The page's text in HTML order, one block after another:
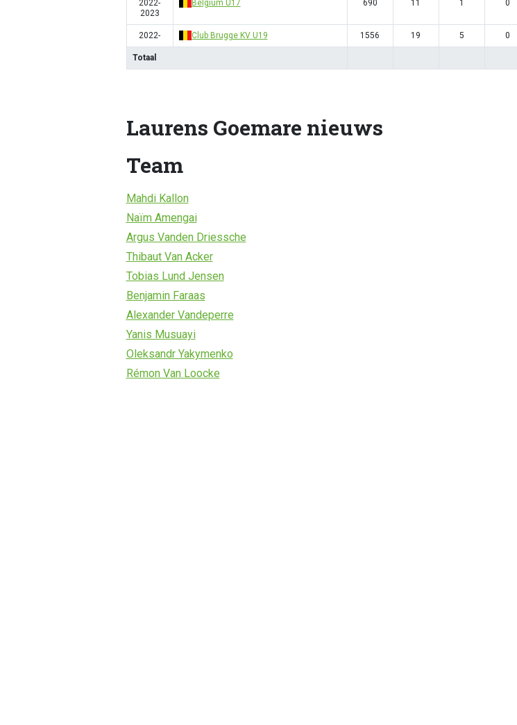
2022-
2023
Belgium U17 690 11 1 0
2022- Club Brugge KV U19 1556 19 5 0
Totaal
Laurens Goemare nieuws
Team
Mahdi Kallon
Naïm Amengai
Argus Vanden Driessche
Thibaut Van Acker
Tobias Lund Jensen
Benjamin Faraas
Alexander Vandeperre
Yanis Musuayi
Oleksandr Yakymenko
Rémon Van Loocke